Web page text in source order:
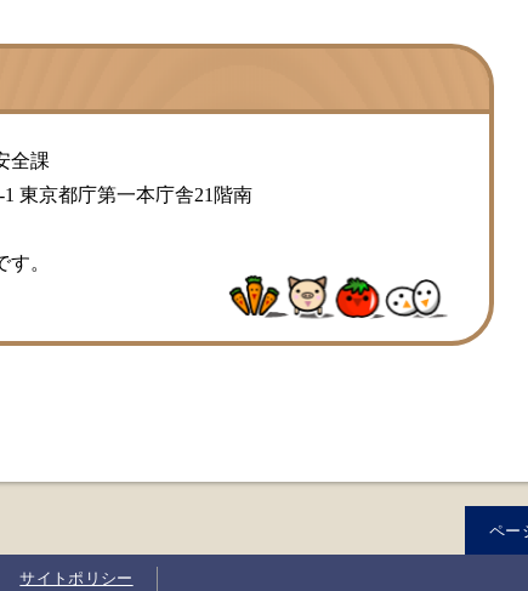
全課
東京都庁第一本庁舎21階南
。
ペー
サイトポリシー